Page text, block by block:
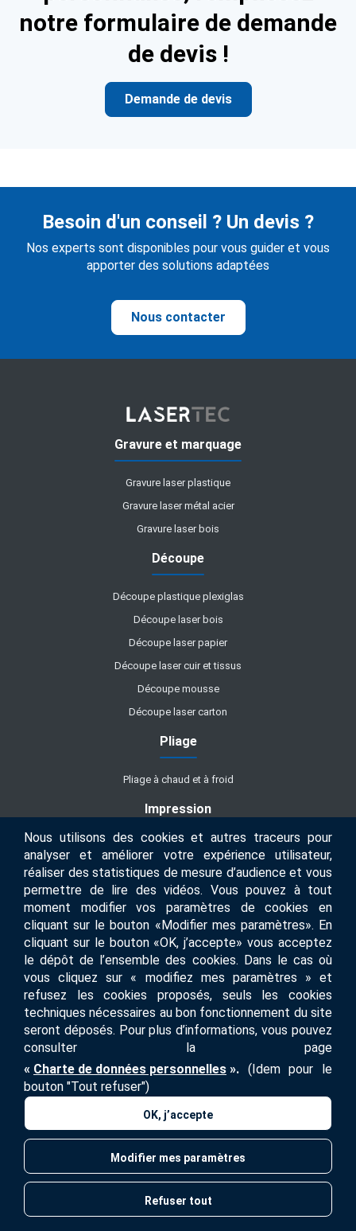
notre formulaire de demande
de devis !
Demande de devis
Besoin d'un conseil ? Un devis ?
Nos experts sont disponibles pour vous guider et vous
apporter des solutions adaptées
Nous contacter
Gravure et marquage
Gravure laser plastique
Gravure laser métal acier
Gravure laser bois
Découpe
Découpe plastique plexiglas
Découpe laser bois
Découpe laser papier
Découpe laser cuir et tissus
Découpe mousse
Découpe laser carton
Pliage
Pliage à chaud et à froid
Impression
Métiers
Imprimerie
PLAN DU SITE
MENTIONS LÉGALES
CONTACT
Copyright © 2018-2026 Lasertec, marquage et découpe laser - 43 Rue du
Nous utilisons des cookies et autres traceurs pour
analyser et améliorer votre expérience utilisateur,
réaliser des statistiques de mesure d’audience et vous
permettre de lire des vidéos. Vous pouvez à tout
moment modifier vos paramètres de cookies en
cliquant sur le bouton «Modifier mes paramètres». En
cliquant sur le bouton «OK, j’accepte» vous acceptez
le dépôt de l’ensemble des cookies. Dans le cas où
vous cliquez sur « modifiez mes paramètres » et
refusez les cookies proposés, seuls les cookies
techniques nécessaires au bon fonctionnement du site
seront déposés. Pour plus d’informations, vous pouvez
consulter la page
« Charte de données personnelles ». (Idem pour le
bouton "Tout refuser")
OK, j’accepte
Modifier mes paramètres
Refuser tout